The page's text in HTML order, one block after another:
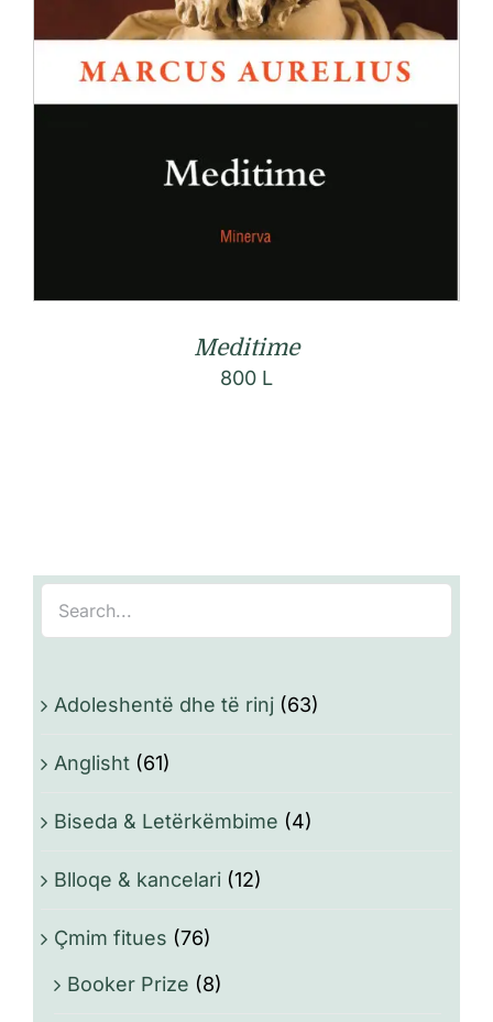
Meditime
800 L
Adoleshentë dhe të rinj (63)
Anglisht (61)
Biseda & Letërkëmbime (4)
Blloqe & kancelari (12)
Çmim fitues (76)
Booker Prize (8)